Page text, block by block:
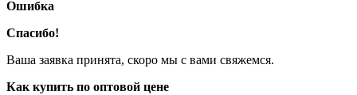
Ошибка
Спасибо!
Ваша заявка принята, скоро мы с вами свяжемся.
Как купить по оптовой цене